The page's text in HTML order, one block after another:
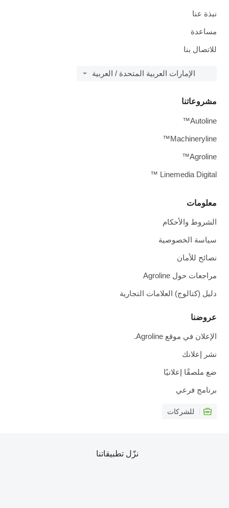
نبذة عنا
مساعدة
للاتصال بنا
الإمارات العربية المتحدة / العربية
معلومات
الشروط والأحكام
سياسة الخصوصية
نصائح للأمان
مراجعات حول Agroline
دليل (كتالوج) العلامات التجارية
عروضنا
الإعلان في موقع Agroline.
نشر إعلانك
ضع ملصقًا إعلانيًا
برنامج فرعي
للشركات
مشروعاتنا
Autoline™
Machineryline™
Agroline™
Linemedia Digital ™
نزّل تطبيقاتنا